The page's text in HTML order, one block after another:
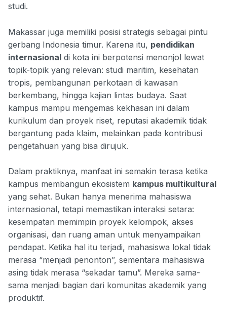
studi.
Makassar juga memiliki posisi strategis sebagai pintu
gerbang Indonesia timur. Karena itu, pendidikan
internasional di kota ini berpotensi menonjol lewat
topik-topik yang relevan: studi maritim, kesehatan
tropis, pembangunan perkotaan di kawasan
berkembang, hingga kajian lintas budaya. Saat
kampus mampu mengemas kekhasan ini dalam
kurikulum dan proyek riset, reputasi akademik tidak
bergantung pada klaim, melainkan pada kontribusi
pengetahuan yang bisa dirujuk.
Dalam praktiknya, manfaat ini semakin terasa ketika
kampus membangun ekosistem kampus multikultural
yang sehat. Bukan hanya menerima mahasiswa
internasional, tetapi memastikan interaksi setara:
kesempatan memimpin proyek kelompok, akses
organisasi, dan ruang aman untuk menyampaikan
pendapat. Ketika hal itu terjadi, mahasiswa lokal tidak
merasa “menjadi penonton”, sementara mahasiswa
asing tidak merasa “sekadar tamu”. Mereka sama-
sama menjadi bagian dari komunitas akademik yang
produktif.